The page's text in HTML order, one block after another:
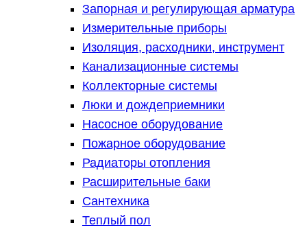
Запорная и регулирующая арматура
Измерительные приборы
Изоляция, расходники, инструмент
Канализационные системы
Коллекторные системы
Люки и дождеприемники
Насосное оборудование
Пожарное оборудование
Радиаторы отопления
Расширительные баки
Сантехника
Теплый пол